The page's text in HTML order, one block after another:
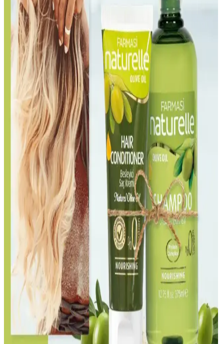
Kaminomoto Super Strength Hair Serum Gold: Saç
Sağlığı ve Kullanıcı Yorumları İncelemesi
Kaminomoto Super Strength Hair Serum Gold, saç dökülmesini
azaltma ve saç sağlığını iyileştirme amacıyla kullanılan bir serumdur.
Kullanıcı deneyimleri olumlu ve olumsuz görüşler içermektedir.
Isı Koruyucuların Saç Sağlığı Üzerindeki Etkileri ve
Bilimsel Gerçekler
Isı koruyucular, saçın yüksek ısının zararlarından korunmasını
sağlar. Yanlış ürün seçimi ve uygulama hataları hasar riskini
artırabilir. Silikon bazlı ürünler saç sağlığını korumada etkilidir.
Saç Bakımında Güçlü Formüller ve Aktif İçeriklerin
Kullanımı
Saç bakımında güçlü formüller ve aktif içeriklerin önemi, içerik
yapısı ve kullanım önerileriyle saç sağlığını koruma ve güçlendirme
yollarını anlatıyoruz.
Saç Sağlığını Koruyan Şampuanlar: Doğal
İçeriklerle Güçlendirilmiş Saç Bakımı
Saç sağlığını koruyan şampuanlar, doğal içeriklerle saç derisini
nazikçe temizlerken saçın yapısını güçlendirir ve parlaklık sağlar.
Doğru seçim ve düzenli kullanım önemli.
Vichy Dercos Neogenic Saç Şampuanı İnce Tellere
Hacim ve Dolgunluk Sağlar
Vichy Dercos Neogenic, ince telli saçlara hacim kazandıran, kepek
giderici ve parlaklık sağlayan formülüyle saç sağlığını destekleyen
güvenilir bir şampuandır.